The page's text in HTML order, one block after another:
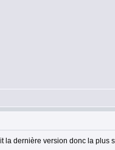
dernière version donc la plus